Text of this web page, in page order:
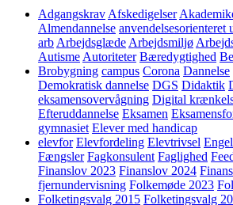
Adgangskrav Afskedigelser
Almendannelse anvendelsesorienteret
arb Arbejdsglæde Arbejdsmiljø
Autisme Autoriteter Bæredygtighed
Brobygning campus Corona Dannelse
Demokratisk dannelse DGS Didaktik
eksamensovervågning Digital
Efteruddannelse Eksamen
gymnasiet Elever med handicap
elevfor Elevfordeling Elevtrivsel
Fængsler Fagkonsulent Faglighed
Finanslov 2023 Finanslov 2024
fjernundervisning Folkemøde 2023
Folketingsvalg 2015 Folketingsvalg